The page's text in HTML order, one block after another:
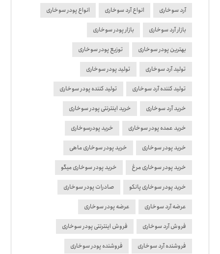
آرد سوخاری انواع آرد سوخاری انواع پودر سوخاری
بازار آرد سوخاری بازار پودر سوخاری
بهترین پودر سوخاری توزیع پودر سوخاری
تولید آرد سوخاری تولید پودر سوخاری
تولید کننده آرد سوخاری تولید کننده پودر سوخاری
خرید آرد سوخاری خرید اینترنتی پودر سوخاری
خرید عمده پودر سوخاری خرید پودرسوخاری
خرید پودر سوخاری خرید پودر سوخاری ماهی
خرید پودر سوخاری مرغ خرید پودر سوخاری میگو
خرید پودر سوخاری پانکو صادرات پودر سوخاری
عرضه آرد سوخاری عرضه پودر سوخاری
فروش آرد سوخاری فروش اینترنتی پودر سوخاری
فروشنده آرد سوخاری فروشنده پودر سوخاری